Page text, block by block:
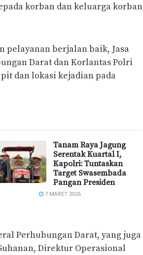
korban dan keluarga korban
pelayanan berjalan baik, Jasa
Darat dan Korlantas Polri
dan lokasi kejadian pada
Tanam Raya Jagung
Serentak Kuartal I,
Kapolri: Tuntaskan
Target Swasembada
Pangan Presiden
7 MARET 2026
Perhubungan Darat, yang juga
Direktur Operasional